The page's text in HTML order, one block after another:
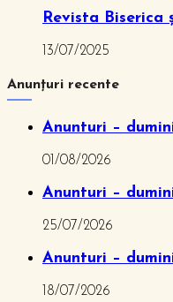
Revista Biserica
13/07/2025
Anunțuri recente
Anunturi –
01/08/2026
Anunturi –
25/07/2026
Anunturi –
18/07/2026